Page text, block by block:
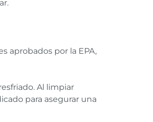
aprobados por la EPA,
Al limpiar
para asegurar una